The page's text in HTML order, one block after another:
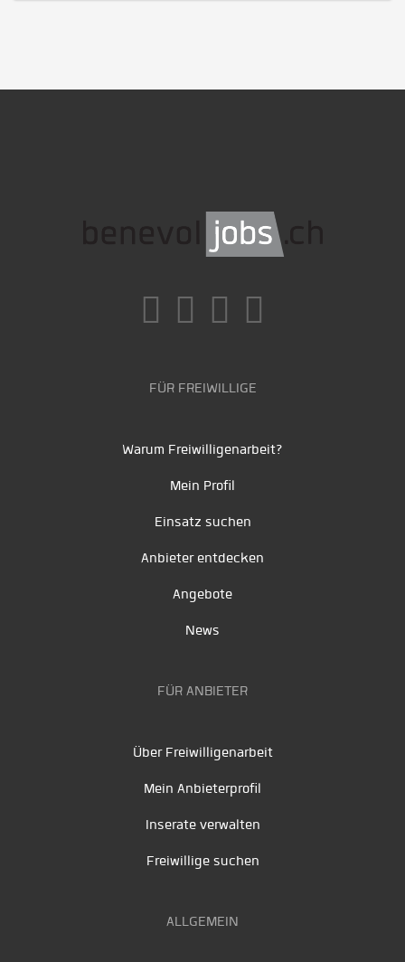
FÜR FREIWILLIGE
Warum Freiwilligenarbeit?
Mein Profil
Einsatz suchen
Anbieter entdecken
Angebote
News
FÜR ANBIETER
Über Freiwilligenarbeit
Mein Anbieterprofil
Inserate verwalten
Freiwillige suchen
ALLGEMEIN